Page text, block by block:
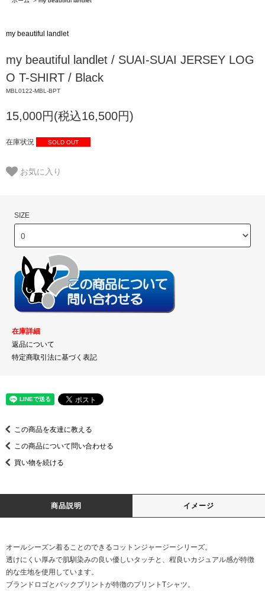
my beautiful landlet
my beautiful landlet / SUAI-SUAI JERSEY LOG
O T-SHIRT / Black
MBL0122-MBL-BPT
15,000円(税込16,500円)
在庫状況 SOLD OUT
お気に入り
SIZE
在庫詳細
返品について
特定商取引法に基づく表記
この商品を友達に教える
この商品について問い合わせる
買い物を続ける
商品説明 イメージ
オールシーズン着ることのできるコットンジャージーシリーズ。
透けにくい厚みで肌馴染みの良い優しいタッチと、程良いカジュアル感が特徴
的な生地を使用しています。
ブランドロゴとバックプリントが特徴のプリントTシャツ。